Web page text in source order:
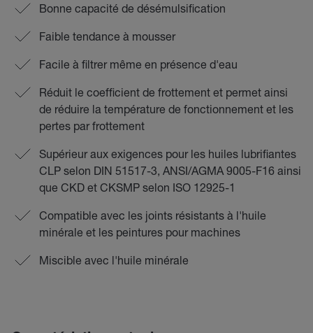
Bonne capacité de désémulsification
Faible tendance à mousser
Facile à filtrer même en présence d'eau
Réduit le coefficient de frottement et permet ainsi
de réduire la température de fonctionnement et les
pertes par frottement
Supérieur aux exigences pour les huiles lubrifiantes
CLP selon DIN 51517-3, ANSI/AGMA 9005-F16 ainsi
que CKD et CKSMP selon ISO 12925-1
Compatible avec les joints résistants à l'huile
minérale et les peintures pour machines
Miscible avec l'huile minérale